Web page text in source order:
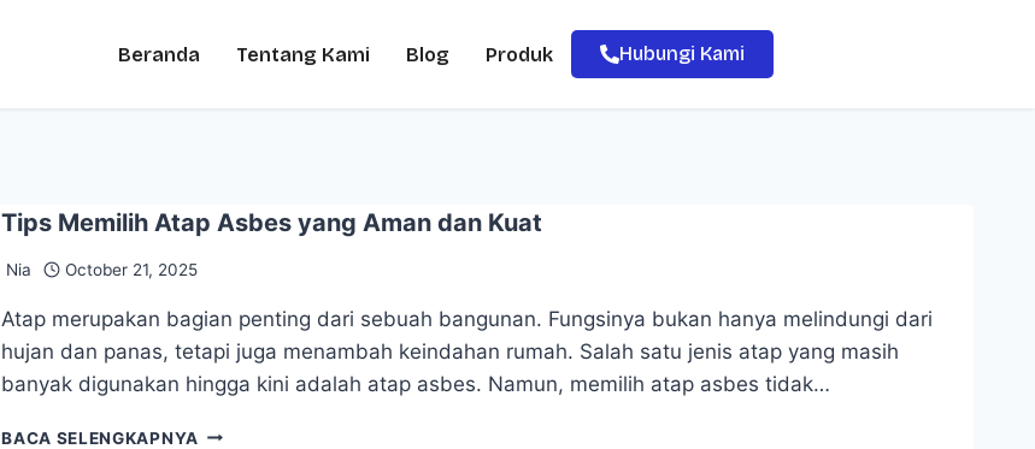
Beranda Tentang Kami Blog Produk Hubungi Kami
Tips Memilih Atap Asbes yang Aman dan Kuat
Nia October 21, 2025
Atap merupakan bagian penting dari sebuah bangunan. Fungsinya bukan hanya melindungi dari
hujan dan panas, tetapi juga menambah keindahan rumah. Salah satu jenis atap yang masih
banyak digunakan hingga kini adalah atap asbes. Namun, memilih atap asbes tidak…
BACA SELENGKAPNYA